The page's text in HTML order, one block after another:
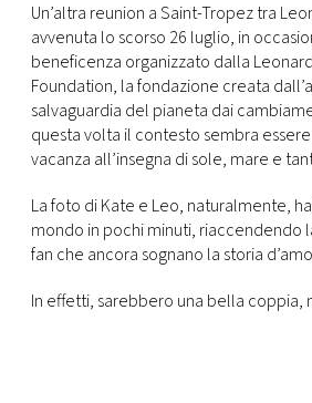
Un’altra reunion a Saint-Tropez tra
avvenuta lo scorso 26 luglio, in
beneficenza organizzato dalla
Foundation, la fondazione creata
salvaguardia del pianeta dai
questa volta il contesto sembra
vacanza all’insegna di sole, mare e
La foto di Kate e Leo, naturalmente,
mondo in pochi minuti, riaccendendo
fan che ancora sognano la storia
In effetti, sarebbero una bella coppia,